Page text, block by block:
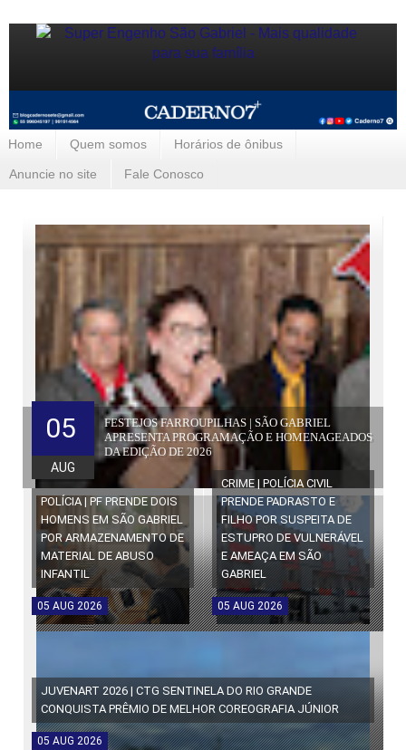
Home Quem somos Horários de ônibus
Anuncie no site Fale Conosco
FESTEJOS FARROUPILHAS | SÃO GABRIEL
APRESENTA PROGRAMAÇÃO E HOMENAGEADOS
DA EDIÇÃO DE 2026
05
AUG
POLÍCIA | PF PRENDE DOIS
HOMENS EM SÃO GABRIEL
POR ARMAZENAMENTO DE
MATERIAL DE ABUSO
INFANTIL
05 AUG 2026
CRIME | POLÍCIA CIVIL
PRENDE PADRASTO E
FILHO POR SUSPEITA DE
ESTUPRO DE VULNERÁVEL
E AMEAÇA EM SÃO
GABRIEL
05 AUG 2026
JUVENART 2026 | CTG SENTINELA DO RIO GRANDE
CONQUISTA PRÊMIO DE MELHOR COREOGRAFIA JÚNIOR
05 AUG 2026